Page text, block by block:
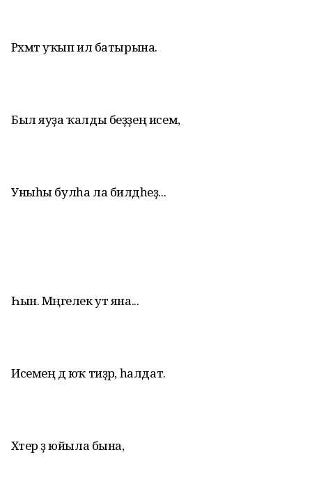
Рәхмәт уҡып ил батырына.
Был яуҙа ҡалды беҙҙең исем,
Уныһы булһа ла билдәһеҙ...
Һын. Мәңгелек ут яна...
Исемең дә юҡ тиҙәр, һалдат.
Хәтер ҙә юйыла бына,